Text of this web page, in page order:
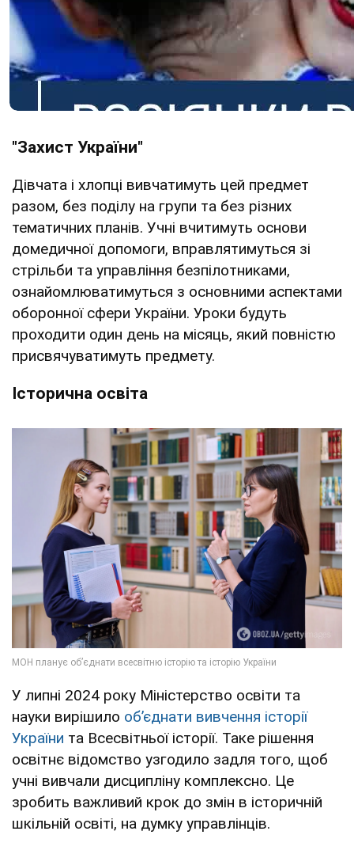
"Захист України"
Дівчата і хлопці вивчатимуть цей предмет
разом, без поділу на групи та без різних
тематичних планів. Учні вчитимуть основи
домедичної допомоги, вправлятимуться зі
стрільби та управління безпілотниками,
ознайомлюватимуться з основними аспектами
оборонної сфери України. Уроки будуть
проходити один день на місяць, який повністю
присвячуватимуть предмету.
Історична освіта
У липні 2024 року Міністерство освіти та
науки вирішило обʼєднати вивчення історії
України та Всесвітньої історії. Таке рішення
освітнє відомство узгодило задля того, щоб
учні вивчали дисципліну комплексно. Це
зробить важливий крок до змін в історичній
шкільній освіті, на думку управлінців.